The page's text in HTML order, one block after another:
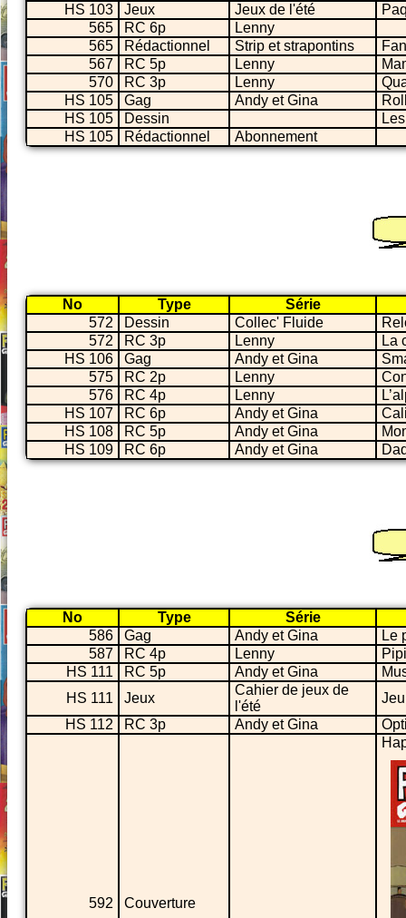
HS 103
Jeux Jeux de l'été
565
RC 6p
Lenny
565
Rédactionnel Strip et strapontins
567
RC 5p Lenny
570
RC 3p Lenny
HS 105
Gag Andy et Gina
HS 105
Dessin
HS 105
Rédactionnel Abonnement
No Type
Série
572
Dessin Collec' Fluide
572
RC 3p Lenny
La
HS 106
Gag Andy et Gina
575
RC 2p Lenny
576
RC 4p Lenny
HS 107
RC 6p Andy et Gina
HS 108
RC 5p Andy et Gina
HS 109
RC 6p Andy et Gina
No Type
Série
586
Gag Andy et Gina
Le
587
RC 4p Lenny
HS 111
RC 5p Andy et Gina
HS 111
Jeux
Cahier de jeux de
l'été
Jeu
HS 112
RC 3p Andy et Gina
592 Couverture